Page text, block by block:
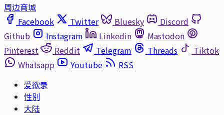
周边商城
Facebook
Twitter Bluesky
Discord
Github
Instagram Linkedin
Mastodon
Pinterest
Reddit Telegram Threads
Tiktok
Whatsapp
Youtube
RSS
爱欲录
性別
大陆